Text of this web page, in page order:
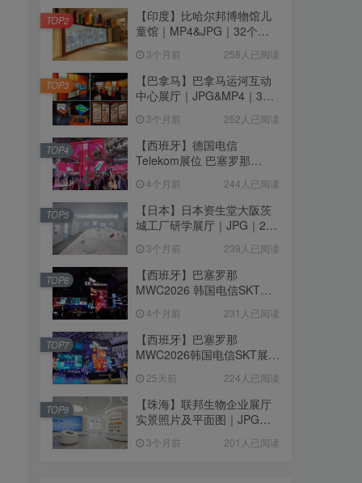
【印度】比哈尔邦博物馆儿
童馆｜MP4&JPG｜32个｜
3个月前 258人已阅读
TOP2
【巴拿马】巴拿马运河互动
中心展厅｜JPG&MP4｜39
3个月前 252人已阅读
TOP3
【西班牙】德国电信
Telekom展位 巴塞罗那
｜77.42M
4个月前 244人已阅读
TOP4
【日本】日本资生堂大阪茨
城工厂研学展厅｜JPG｜26
3个月前 239人已阅读
TOP5
【西班牙】巴塞罗那
MWC2026 韩国电信SKT展
105.67M
4个月前 231人已阅读
TOP6
【西班牙】巴塞罗那
MWC2026韩国电信SKT展台
个｜16.51M
25天前 224人已阅读
TOP7
【珠海】联邦生物企业展厅
实景照片及平面图｜JPG｜
3个月前 201人已阅读
TOP8